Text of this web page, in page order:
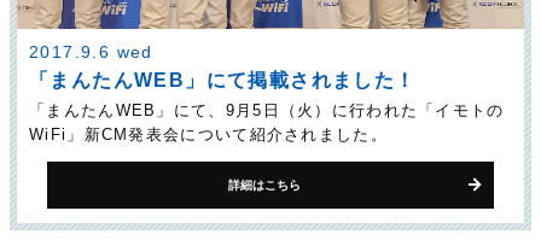
2017.9.6 wed
「まんたんWEB」にて掲載されました！
「まんたんWEB」にて、9月5日（火）に行われた「イモトの
WiFi」新CM発表会について紹介されました。
詳細はこちら